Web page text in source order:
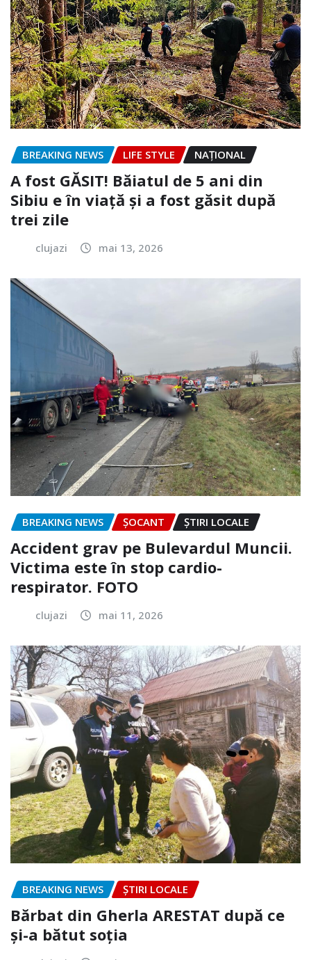
BREAKING NEWS LIFE STYLE NAŢIONAL
A fost GĂSIT! Băiatul de 5 ani din
Sibiu e în viață și a fost găsit după
trei zile
clujazi mai 13, 2026
BREAKING NEWS ȘOCANT ȘTIRI LOCALE
Accident grav pe Bulevardul Muncii.
Victima este în stop cardio-
respirator. FOTO
clujazi mai 11, 2026
BREAKING NEWS ȘTIRI LOCALE
Bărbat din Gherla ARESTAT după ce
și-a bătut soția